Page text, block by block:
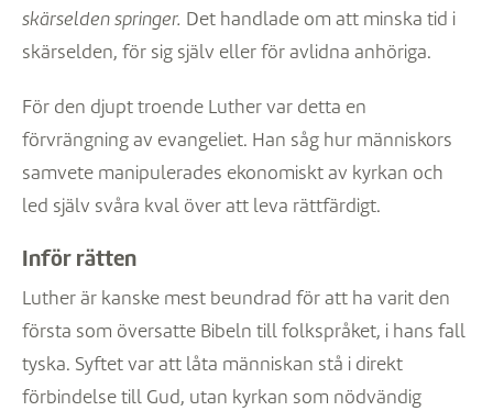
skärselden springer. Det handlade om att minska tid i
skärselden, för sig själv eller för avlidna anhöriga.
För den djupt troende Luther var detta en
förvrängning av evangeliet. Han såg hur människors
samvete manipulerades ekonomiskt av kyrkan och
led själv svåra kval över att leva rättfärdigt.
Inför rätten
Luther är kanske mest beundrad för att ha varit den
första som översatte Bibeln till folkspråket, i hans fall
tyska. Syftet var att låta människan stå i direkt
förbindelse till Gud, utan kyrkan som nödvändig